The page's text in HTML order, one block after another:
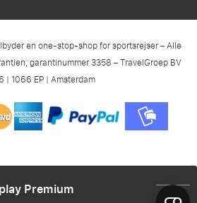
en one-stop-shop for sportsrejser – Alle
garantinummer 3358 – TravelGroep BV
| 1066 EP | Amsterdam
Premium